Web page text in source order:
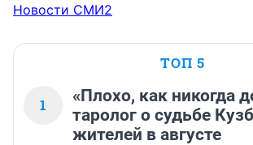
Новости СМИ2
ТОП 5
1
«Плохо, как никогда
таролог о судьбе
жителей в августе